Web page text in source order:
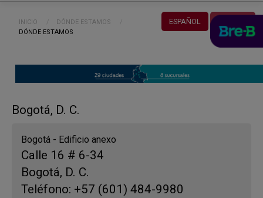
ESPAÑOL
Ruta de navegación
INICIO
DÓNDE ESTAMOS
CURRENT:
DÓNDE ESTAMOS
Bogotá, D. C.
Bogotá - Edificio anexo
Calle 16 # 6-34
Bogotá, D. C.
Teléfono: +57 (601) 484-9980